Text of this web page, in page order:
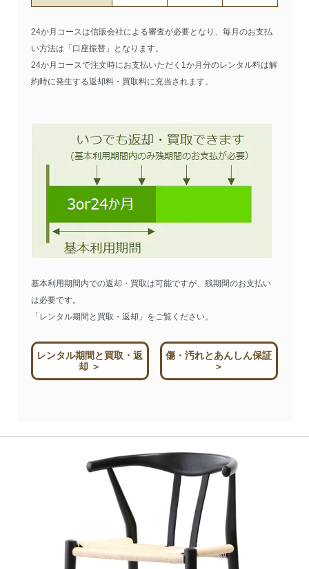
24か月コースは信販会社による審査が必要となり、毎月のお支払
い方法は「口座振替」となります。
24か月コースで注文時にお支払いただく1か月分のレンタル料は解
約時に発生する返却料・買取料に充当されます。
基本利用期間内での返却・買取は可能ですが、残期間のお支払い
は必要です。
「レンタル期間と買取・返却」をご覧ください。
レンタル期間と買取・返
却 ＞
傷・汚れとあんしん保証
＞